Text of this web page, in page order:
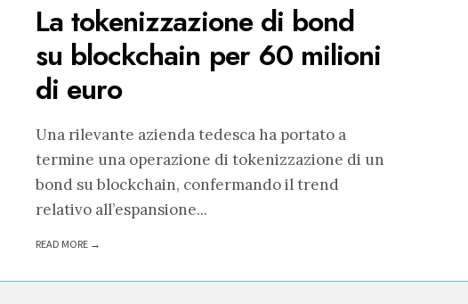
La tokenizzazione di bond
su blockchain per 60 milioni
di euro
Una rilevante azienda tedesca ha portato a
termine una operazione di tokenizzazione di un
bond su blockchain, confermando il trend
relativo all’espansione...
READ MORE →